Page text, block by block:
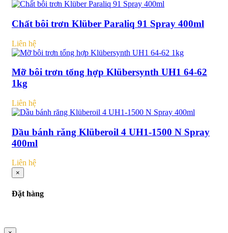
Chất bôi trơn Klüber Paraliq 91 Spray 400ml
Liên hệ
Mỡ bôi trơn tổng hợp Klübersynth UH1 64-62
1kg
Liên hệ
Dầu bánh răng Klüberoil 4 UH1-1500 N Spray
400ml
Liên hệ
×
Đặt hàng